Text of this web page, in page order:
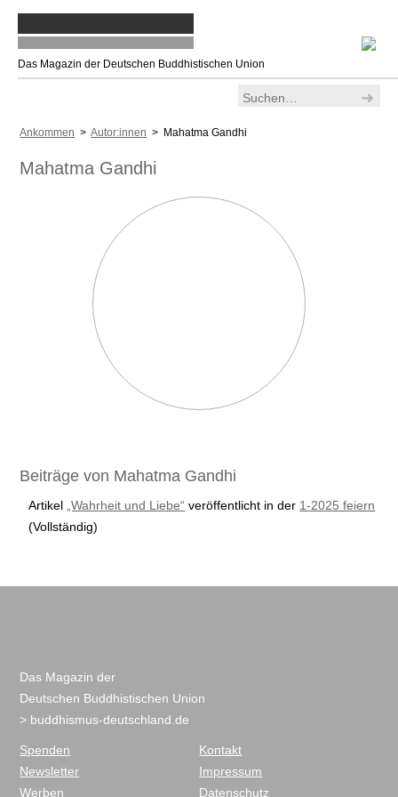
Das Magazin der Deutschen Buddhistischen Union
Ankommen >Autor:innen > Mahatma Gandhi
Mahatma Gandhi
Beiträge von Mahatma Gandhi
Artikel „Wahrheit und Liebe“ veröffentlicht in der 1-2025 feiern
(Vollständig)
Das Magazin der
Deutschen Buddhistischen Union
> buddhismus-deutschland.de
Spenden
Newsletter
Werben
Kontakt
Impressum
Datenschutz